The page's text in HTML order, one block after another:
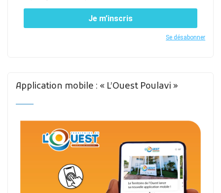
Je m’inscris
Se désabonner
Application mobile : « L’Ouest Poulavi »